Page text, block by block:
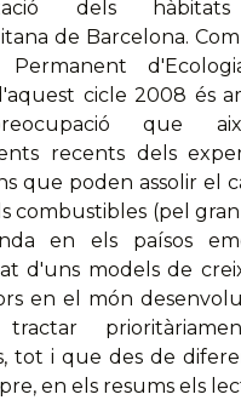
dels
de Barcelona. Com
cicle 2008 és
que
recents dels
que poden assolir el
combustibles (pel
en els paísos
d'uns models de
en el món
tot i que des de
en els resums els